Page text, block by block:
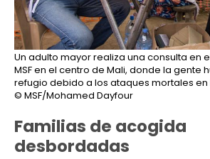
Un adulto mayor realiza una consulta en
MSF en el centro de Mali, donde la gente
refugio debido a los ataques mortales en
© MSF/Mohamed Dayfour
Familias de acogida
desbordadas